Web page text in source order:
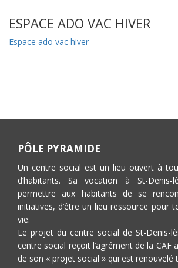
ESPACE ADO VAC HIVER
Espace ado vac hiver
PÔLE PYRAMIDE
Un centre social est un lieu ouvert à
d’habitants. Sa vocation à St-
permettre aux habitants de se
initiatives, d’être un lieu ressource pour
vie.
Le projet du centre social de St-Denis-
centre social reçoit l’agrément de la CAF
de son « projet social » qui est renouvelé